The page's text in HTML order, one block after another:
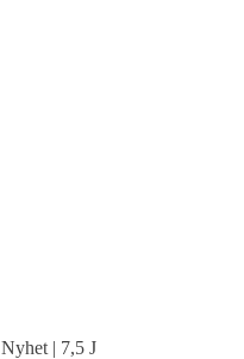
Nyhet | 7,5 J